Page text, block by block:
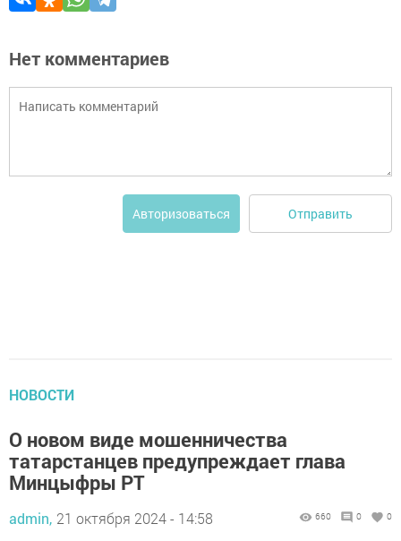
Нет комментариев
Авторизоваться Отправить
НОВОСТИ
О новом виде мошенничества
татарстанцев предупреждает глава
Минцыфры РТ
admin, 21 октября 2024 - 14:58 660 0 0